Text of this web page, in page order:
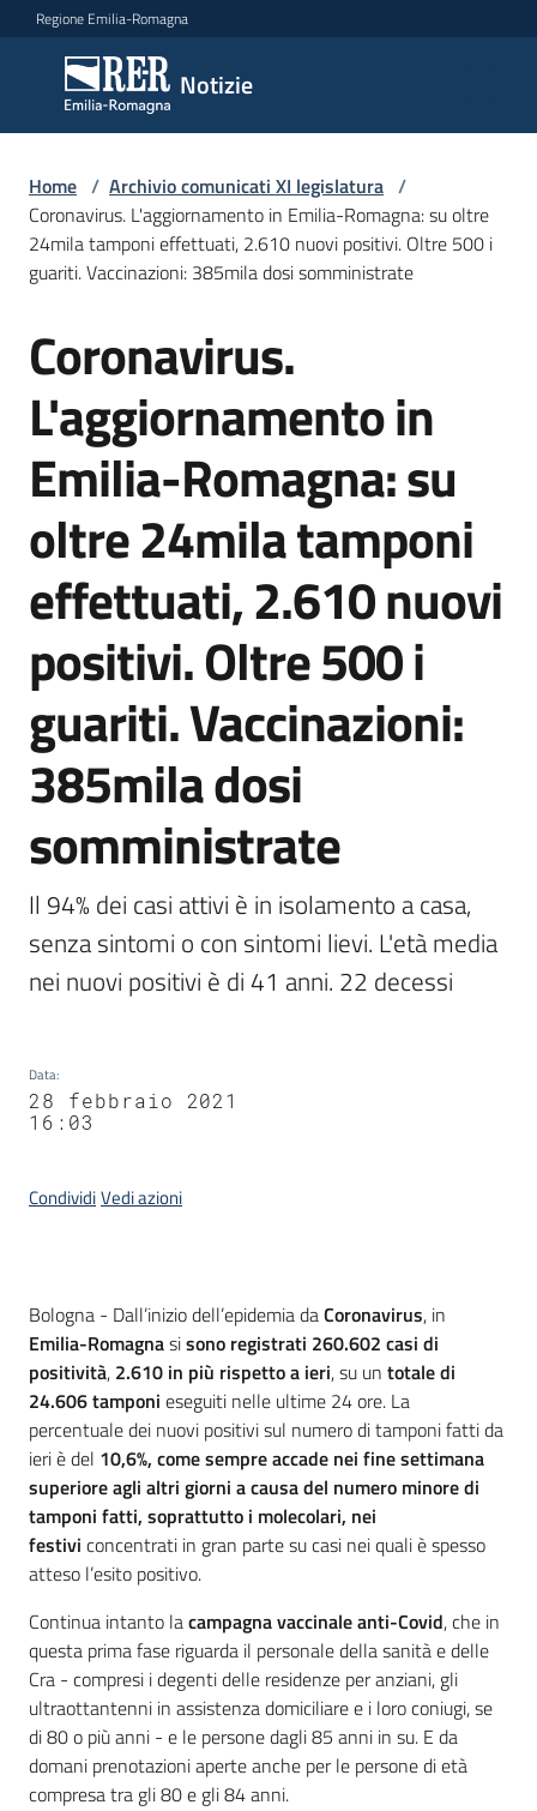
Vai al contenuto
Vai alla navigazione
Vai al footer
Regione Emilia-Romagna
Notizie
Notizie
Comunicati
stampa
Cerca
comunicato
Risorse
Agenzia
informazione
comunicazione
Seguici
su
Home / Archivio comunicati XI legislatura /
Coronavirus. L'aggiornamento in Emilia-Romagna: su oltre
24mila tamponi effettuati, 2.610 nuovi positivi. Oltre 500 i
guariti. Vaccinazioni: 385mila dosi somministrate
Salta al contenuto
Coronavirus.
L'aggiornamento in
Emilia-Romagna: su
oltre 24mila tamponi
effettuati, 2.610 nuovi
positivi. Oltre 500 i
guariti. Vaccinazioni:
385mila dosi
somministrate
Il 94% dei casi attivi è in isolamento a casa,
senza sintomi o con sintomi lievi. L'età media
nei nuovi positivi è di 41 anni. 22 decessi
Data:
28 febbraio 2021
16:03
CondividiVedi azioni
Contenuto
Bologna - Dall’inizio dell’epidemia daCoronavirus, in
Emilia-Romagnasisono registrati 260.602 casi di
positività, 2.610 in più rispetto a ieri, su un totale di
24.606 tamponi eseguiti nelle ultime 24 ore. La
percentuale dei nuovi positivi sul numero di tamponi fatti da
ieri è del 10,6%, come sempre accade nei fine settimana
superiore agli altri giorni a causa del numero minore di
tamponi fatti, soprattutto i molecolari, nei
festivi concentrati in gran parte su casi nei quali è spesso
atteso l’esito positivo.
Continua intanto lacampagna vaccinale anti-Covid, che in
questa prima fase riguarda il personale della sanità e delle
Cra - compresi i degenti delle residenze per anziani, gli
ultraottantenni in assistenza domiciliare e i loro coniugi, se
di 80 o più anni - e le persone dagli 85 anni in su. E da
domani prenotazioni aperte anche per le persone di età
compresa tra gli 80 e gli 84 anni.